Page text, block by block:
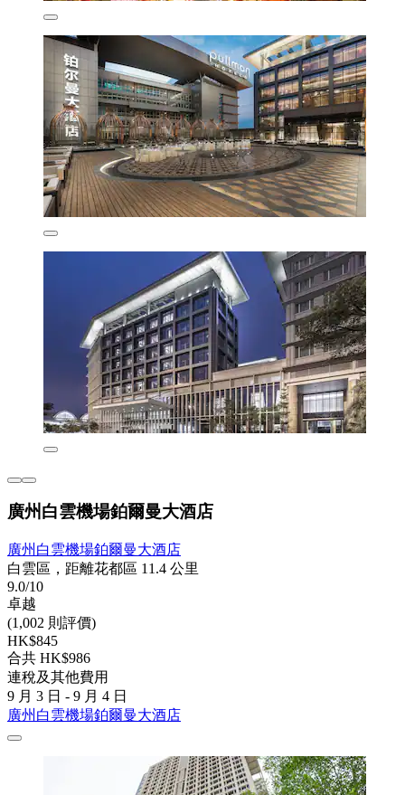
廣州白雲機場鉑爾曼大酒店
廣州白雲機場鉑爾曼大酒店
白雲區，距離花都區 11.4 公里
9.0/10
卓越
(1,002 則評價)
HK$845
合共 HK$986
連稅及其他費用
9 月 3 日 - 9 月 4 日
廣州白雲機場鉑爾曼大酒店